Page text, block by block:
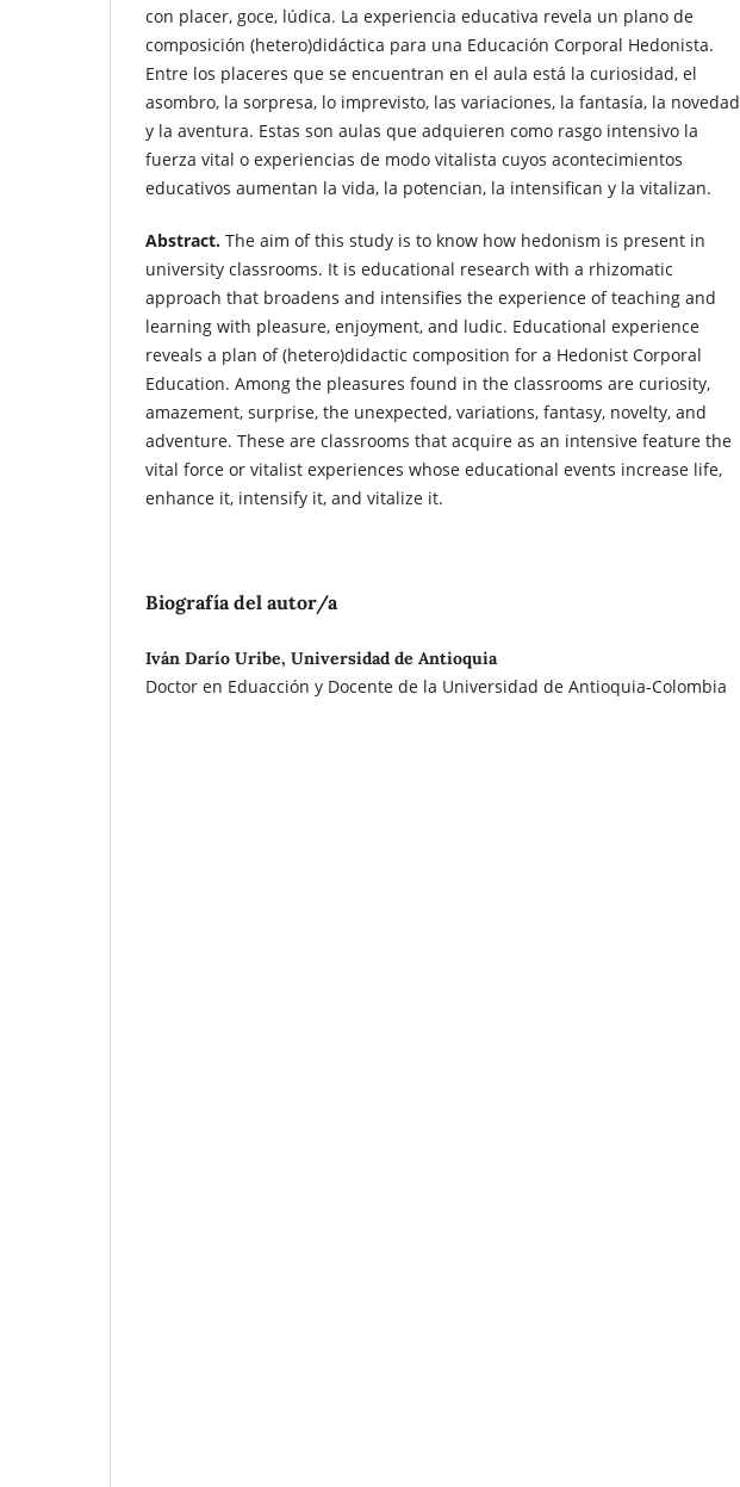
con placer, goce, lúdica. La experiencia educativa revela un plano de
composición (hetero)didáctica para una Educación Corporal Hedonista.
Entre los placeres que se encuentran en el aula está la curiosidad, el
asombro, la sorpresa, lo imprevisto, las variaciones, la fantasía, la novedad
y la aventura. Estas son aulas que adquieren como rasgo intensivo la
fuerza vital o experiencias de modo vitalista cuyos acontecimientos
educativos aumentan la vida, la potencian, la intensifican y la vitalizan.
Abstract. The aim of this study is to know how hedonism is present in
university classrooms. It is educational research with a rhizomatic
approach that broadens and intensifies the experience of teaching and
learning with pleasure, enjoyment, and ludic. Educational experience
reveals a plan of (hetero)didactic composition for a Hedonist Corporal
Education. Among the pleasures found in the classrooms are curiosity,
amazement, surprise, the unexpected, variations, fantasy, novelty, and
adventure. These are classrooms that acquire as an intensive feature the
vital force or vitalist experiences whose educational events increase life,
enhance it, intensify it, and vitalize it.
Biografía del autor/a
Iván Darío Uribe, Universidad de Antioquia
Doctor en Eduacción y Docente de la Universidad de Antioquia-Colombia